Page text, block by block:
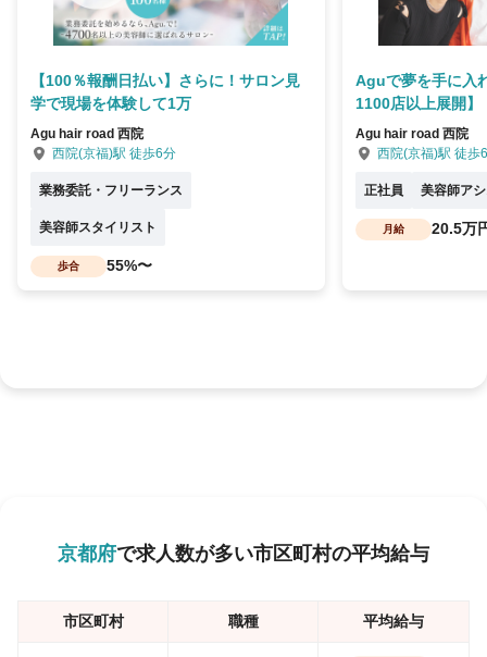
【100％報酬日払い】さらに！サロン見
学で現場を体験して1万
Agu hair road 西院
西院(京福)駅 徒歩6分
業務委託・フリーランス
美容師スタイリスト
歩合 55%〜
Aguで夢を手に入
1100店以上展開】
Agu hair road 西院
西院(京福)駅 徒歩
正社員 美容師ア
月給 20.5万
京都府で求人数が多い市区町村の平均給与
市区町村 職種 平均給与